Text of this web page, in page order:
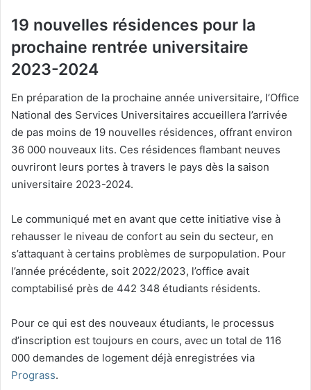
19 nouvelles résidences pour la
prochaine rentrée universitaire
2023-2024
En préparation de la prochaine année universitaire, l’Office
National des Services Universitaires accueillera l’arrivée
de pas moins de 19 nouvelles résidences, offrant environ
36 000 nouveaux lits. Ces résidences flambant neuves
ouvriront leurs portes à travers le pays dès la saison
universitaire 2023-2024.
Le communiqué met en avant que cette initiative vise à
rehausser le niveau de confort au sein du secteur, en
s’attaquant à certains problèmes de surpopulation. Pour
l’année précédente, soit 2022/2023, l’office avait
comptabilisé près de 442 348 étudiants résidents.
Pour ce qui est des nouveaux étudiants, le processus
d’inscription est toujours en cours, avec un total de 116
000 demandes de logement déjà enregistrées via
Prograss.